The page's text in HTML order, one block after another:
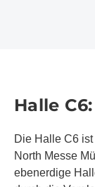
Halle
Die Halle C6
North Messe
ebenerdige